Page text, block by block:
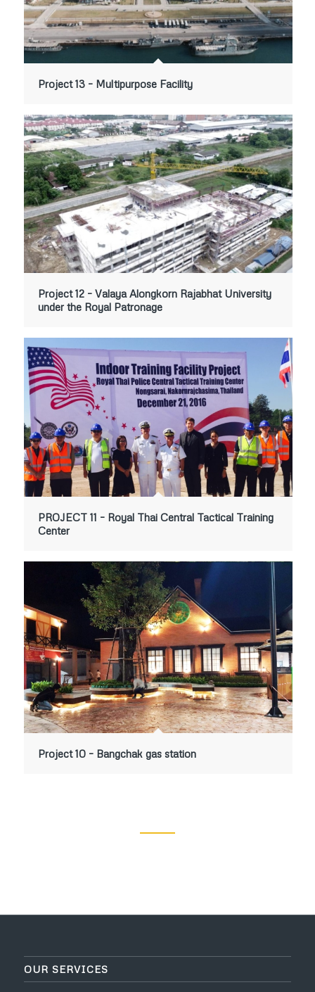
Project 13 – Multipurpose Facility
Project 12 – Valaya Alongkorn Rajabhat University
under the Royal Patronage
PROJECT 11 – Royal Thai Central Tactical Training
Center
Project 10 – Bangchak gas station
OUR SERVICES